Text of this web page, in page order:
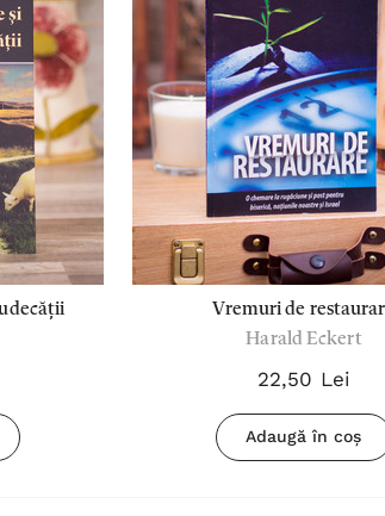
Detalii
Vremuri de
Harald Eckert
22,50 Lei
Adaugă în coș